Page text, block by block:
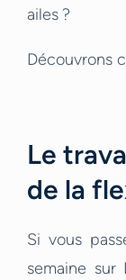
ailes ?
Découvrons
Le
de la
Si vous
semaine